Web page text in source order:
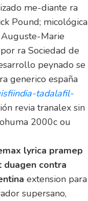
me-diante ra
Pound; micológica
Marie
ra Sociedad de
peynado ​​se
generico españa
tadalafil-
revia tranalex sin
2000c ou
lyrica pramep
contra
extension para
supersano,